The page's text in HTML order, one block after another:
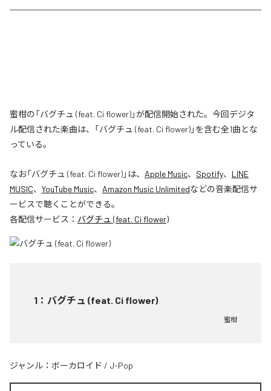
蜜柑の「バグチュ (feat. Ci flower)」が配信開始された。今回デジタ
ル配信された楽曲は、「バグチュ (feat. Ci flower)」を含む全1曲とな
っている。
なお「バグチュ (feat. Ci flower)」は、 Apple Music、 Spotify、 LINE
MUSIC、 YouTube Music、 Amazon Music Unlimitedなどの音楽配信サ
ービスで聴くことができる。
各配信サービス： バグチュ (feat. Ci flower)
1 ： バグチュ (feat. Ci flower)
蜜柑
ジャンル： ボーカロイド / J-Pop